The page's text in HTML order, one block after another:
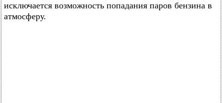
исключается возможность попадания паров бензина в
атмосферу.